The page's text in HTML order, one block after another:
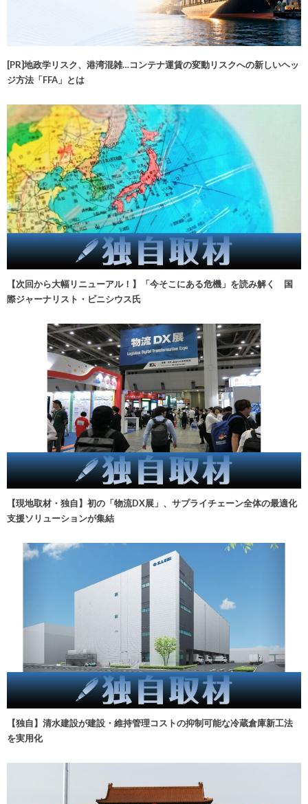
[PR]地政学リスク、港湾混雑…コンテナ運賃の変動リスクへの新しいヘッ
ジ方法「FFA」とは
【次回から大幅リニューアル！】「今そこにある危機」を読み解く 国
際ジャーナリスト・ビニシウス氏
【現地取材・独自】初の「物流DX展」、サプライチェーン全体の最適化
支援ソリューションが集結
【独自】清水建設が建設・維持管理コストの抑制可能な冷蔵倉庫新工法
を実用化